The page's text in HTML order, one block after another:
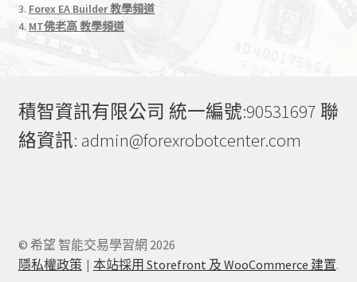
3. Forex EA Builder 教學頻道
4. MT佛老高 教學頻道
積智資訊有限公司 統一編號:90531697 聯
絡資訊: admin@forexrobotcenter.com
© 希望 智能交易學習網 2026
隱私權政策
本站採用 Storefront 及 WooCommerce 建置.